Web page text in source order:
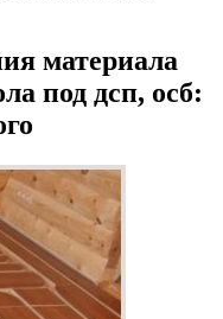
материала
под дсп, осб: